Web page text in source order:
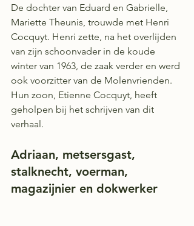
De dochter van Eduard en Gabrielle,
Mariette Theunis, trouwde met Henri
Cocquyt. Henri zette, na het overlijden
van zijn schoonvader in de koude
winter van 1963, de zaak verder en werd
ook voorzitter van de Molenvrienden.
Hun zoon, Etienne Cocquyt, heeft
geholpen bij het schrijven van dit
verhaal.
Adriaan, metsersgast,
stalknecht, voerman,
magazijnier en dokwerker